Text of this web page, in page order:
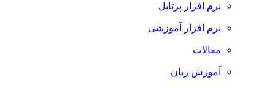
نرم افزار پرتابل
نرم افزار آموزشی
مقالات
آموزش زبان